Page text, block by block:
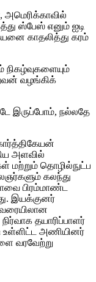
ஸ்பேஸ் எனும் ஐடி
காதலித்து கரம்
நிகழ்வுகளையும்
வழங்கிக்
இருப்போம், நல்லதே
அளவில்
மற்றும் தொழில்நுட்ப
கலந்து
பிரம்மாண்ட
இயக்குனர்
தயாரிப்பாளர்
உள்ளிட்ட அணியினர்
வரவேற்று